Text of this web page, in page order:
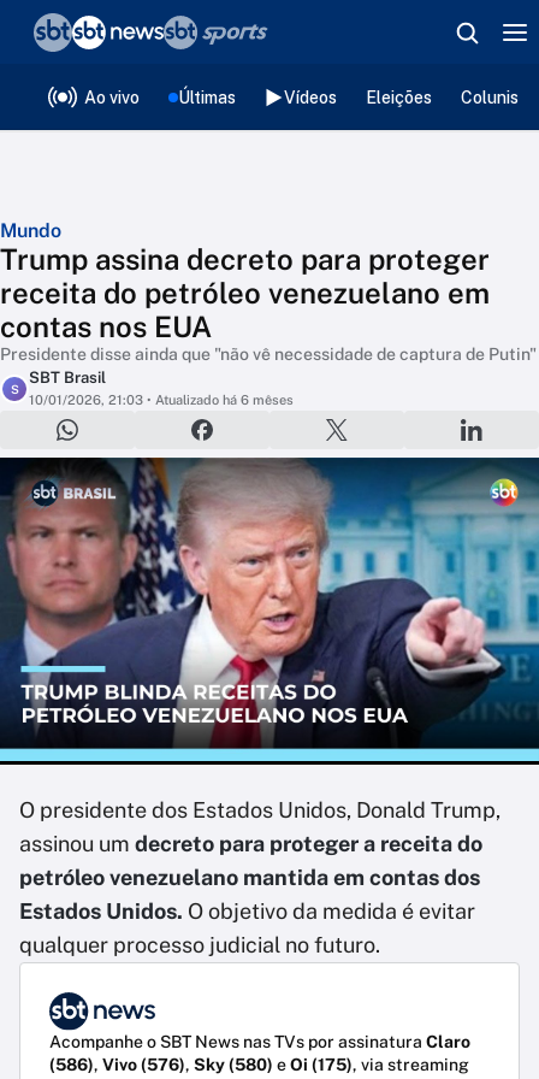
Ao vivo Últimas Vídeos Eleições
Mundo
Trump assina decreto para proteger
receita do petróleo venezuelano em
contas nos EUA
Presidente disse ainda que "não vê necessidade de captura de Putin"
S
SBT Brasil
10/01/2026, 21:03 • Atualizado há 6 mêses
O presidente dos Estados Unidos, Donald Trump,
assinou um decreto para proteger a receita do
petróleo venezuelano mantida em contas dos
Estados Unidos. O objetivo da medida é evitar
qualquer processo judicial no futuro.
Acompanhe o SBT News nas TVs por assinatura Claro
(586), Vivo (576), Sky (580) eOi (175), via streaming
❮voltar
Editorias